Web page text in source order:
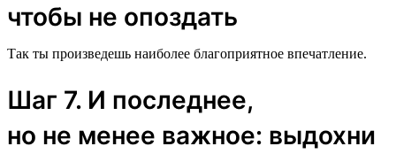
чтобы не опоздать
Так ты произведешь наиболее благоприятное впечатление.
Шаг 7. И последнее,
но не менее важное: выдохни